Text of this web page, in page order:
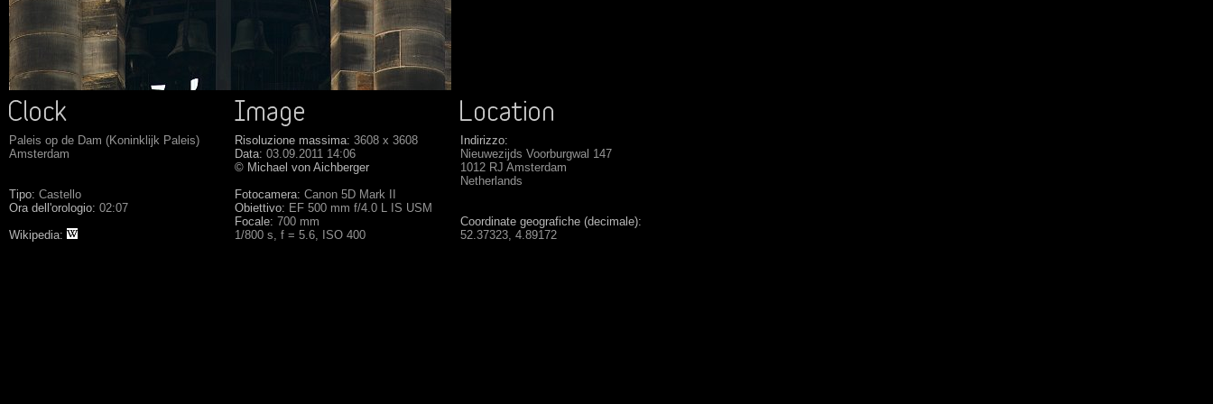
Paleis op de Dam (Koninklijk Paleis)
Amsterdam
Tipo: Castello
Ora dell'orologio: 02:07
Wikipedia:
Risoluzione massima: 3608 x 3608
Data: 03.09.2011 14:06
© Michael von Aichberger
Fotocamera: Canon 5D Mark II
Obiettivo: EF 500 mm f/4.0 L IS USM
Focale: 700 mm
1/800 s, f = 5.6, ISO 400
Indirizzo:
Nieuwezijds Voorburgwal 147
1012 RJ Amsterdam
Netherlands
Coordinate geografiche (decimale):
52.37323, 4.89172